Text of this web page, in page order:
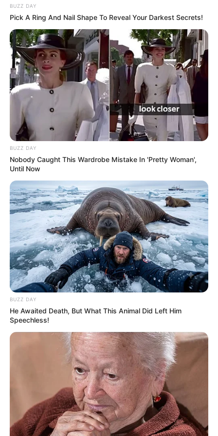
La suite de la presse PMU du
Quinté+
Paris-Turf : 12 – 4 – 9 – 3 – 14 – 1 – 13 – 7
Paris-Courses : 9 – 12 – 4 – 3 – 14 – 13 – 1 – 5
Paris-Turf-TIP : 4 – 1 – 3 – 5 – 2 – 12 – 14 – 13
Pronos-START : 9 – 1 – 13 – 4 – 14 – 12 – 7 – 11
Scoopdyga : 12 – 1 – 9 – 13 – 4 – 14 – 7 – 5
Spécial-Dernière : 4 – 1 – 9 – 3 – 12 – 14 – 13 – 11
Tiercé-Magazine : 12 – 1 – 3 – 14 – 13 – 11 – 7 – 9
Turfomania M : 4 – 13 – 9 – 1 – 14 – 12 – 11 – 7
Tropiques-FM : 13 – 12 – 14 – 7 – 9 – 1 – 4 – 5
Week-End : 12 – 13 – 9 – 14 – 4 – 3 – 7 – 11
Week-End-Turf.com : 7 – 3 – 4 – 14 – 13 – 12 – 1 – 9
BUZZ DAY
Pick A Ring And Nail Shape To Reveal Your Darkest Secrets!
BUZZ DAY
Nobody Caught This Wardrobe Mistake In 'Pretty Woman',
Until Now
BUZZ DAY
He Awaited Death, But What This Animal Did Left Him
Speechless!